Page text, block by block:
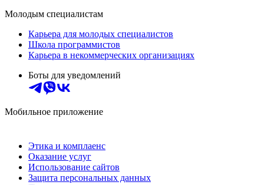
Молодым специалистам
Карьера для молодых специалистов
Школа программистов
Карьера в некоммерческих организациях
Боты для уведомлений
Мобильное приложение
Этика и комплаенс
Оказание услуг
Использование сайтов
Защита персональных данных